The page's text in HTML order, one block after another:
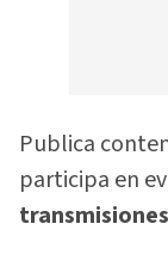
Publica
participa en